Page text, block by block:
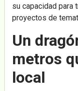
su capacidad para
proyectos de
Un
metros
local